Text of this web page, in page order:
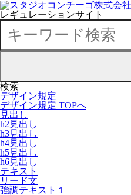
レギュレーションサイト
検索
デザイン規定
デザイン規定 TOPへ
見出し
h2見出し
h3見出し
h4見出し
h5見出し
h6見出し
テキスト
リード文
強調テキスト１